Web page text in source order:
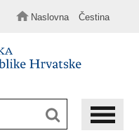
Naslovna Čestina